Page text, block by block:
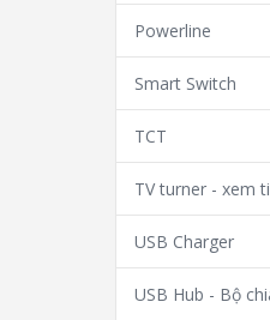
Powerline
Smart Switch
TCT
TV turner - xem
USB Charger
USB Hub - Bộ